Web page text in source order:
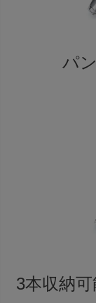
パ
3本収納